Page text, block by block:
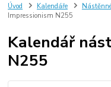
Úvod Kalendáře
Impressionism N255
Kalendář
N255